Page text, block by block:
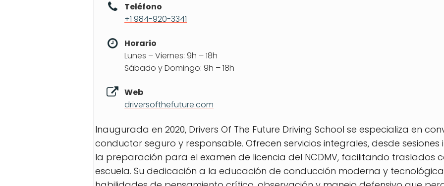
Teléfono
+1 984-920-3341
Horario
Lunes – Viernes: 9h – 18h
Sábado y Domingo: 9h – 18h
Web
driversofthefuture.com
Inaugurada en 2020, Drivers Of The Future Driving School se especializa en
conductor seguro y responsable. Ofrecen servicios integrales, desde
la preparación para el examen de licencia del NCDMV, facilitando traslados
escuela. Su dedicación a la educación de conducción moderna y